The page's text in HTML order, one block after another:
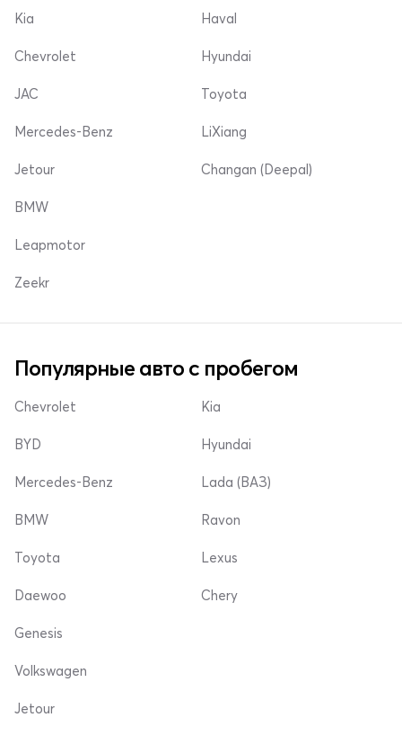
Kia
Chevrolet
Haval
Hyundai
JAC
Mercedes-Benz
Jetour
Toyota
LiXiang
Changan (Deepal)
BMW
Leapmotor
Zeekr
Популярные авто с пробегом
Chevrolet
BYD
Mercedes-Benz
Kia
Hyundai
Lada (ВАЗ)
BMW
Toyota
Daewoo
Ravon
Lexus
Chery
Genesis
Volkswagen
Jetour